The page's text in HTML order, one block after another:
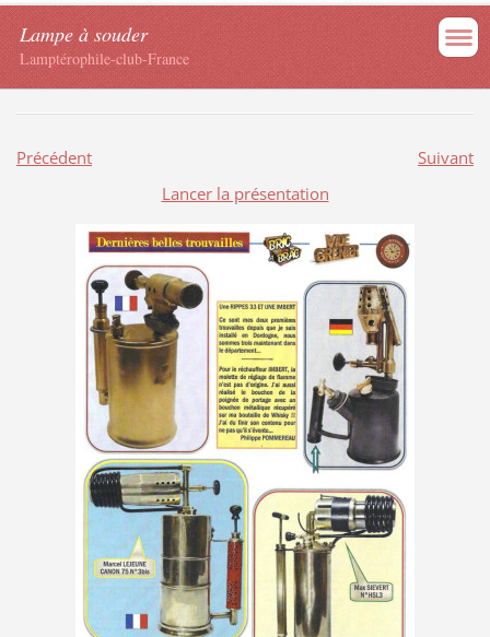
Lampe à souder
Lamptérophile-club-France
Précédent
Suivant
Lancer la présentation